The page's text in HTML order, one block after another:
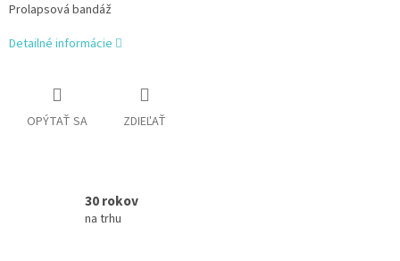
Prolapsová bandáž
Detailné informácie
OPÝTAŤ SA ZDIEĽAŤ
30 rokov
na trhu